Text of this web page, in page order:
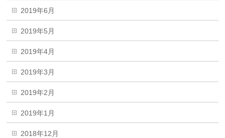
2019年6月
2019年5月
2019年4月
2019年3月
2019年2月
2019年1月
2018年12月